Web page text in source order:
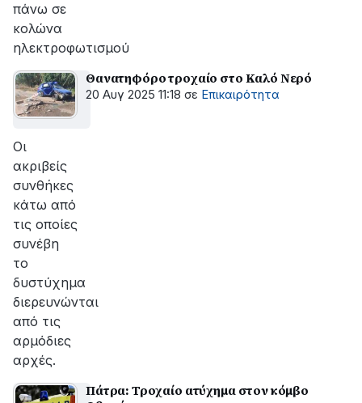
πάνω σε
κολώνα
ηλεκτροφωτισμού
Θανατηφόρο τροχαίο στο Καλό Νερό
20 Αυγ 2025 11:18 σε Επικαιρότητα
Οι
ακριβείς
συνθήκες
κάτω από
τις οποίες
συνέβη
το
δυστύχημα
διερευνώνται
από τις
αρμόδιες
αρχές.
Πάτρα: Τροχαίο ατύχημα στον κόμβο